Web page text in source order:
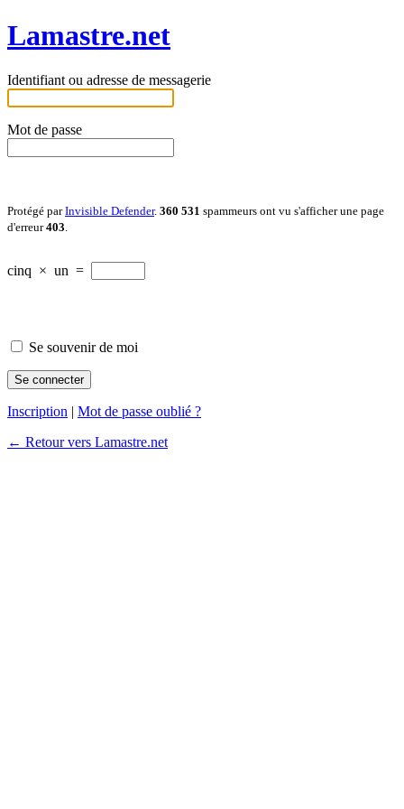
Lamastre.net
Identifiant ou adresse de messagerie
Mot de passe
Protégé parInvisible Defender. 360 531 spammeurs ont vu s'afficher une page
d'erreur403
cinq × un =
Se souvenir de moi
Inscription | Mot de passe oublié ?
← Retour vers Lamastre.net